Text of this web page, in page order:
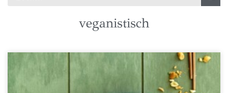
veganistisch